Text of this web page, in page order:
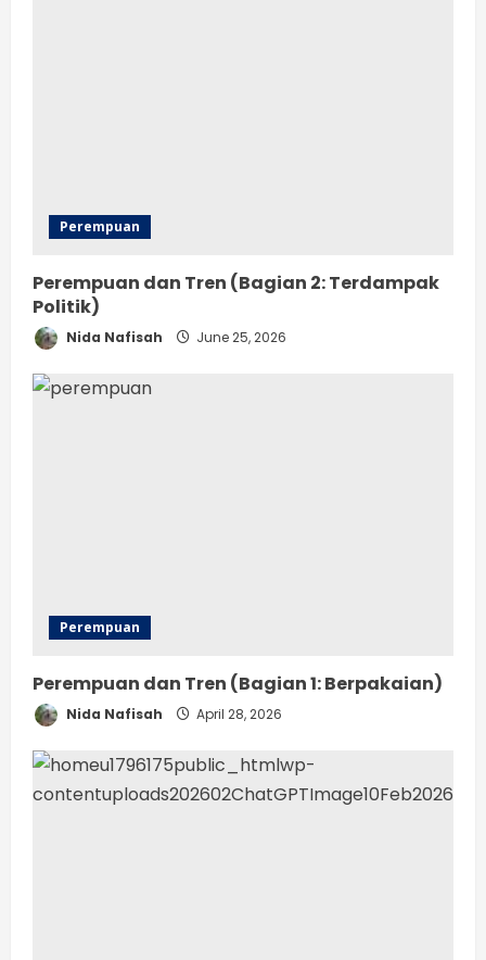
Perempuan
Perempuan dan Tren (Bagian 2: Terdampak
Politik)
Nida Nafisah June 25, 2026
Perempuan
Perempuan dan Tren (Bagian 1: Berpakaian)
Nida Nafisah April 28, 2026